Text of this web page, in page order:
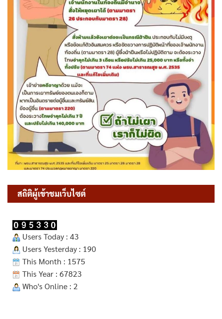
สถิติผู้เข้าชมเว็บไซต์
Users Today : 43
Users Yesterday : 190
This Month : 1575
This Year : 67823
Who's Online : 2